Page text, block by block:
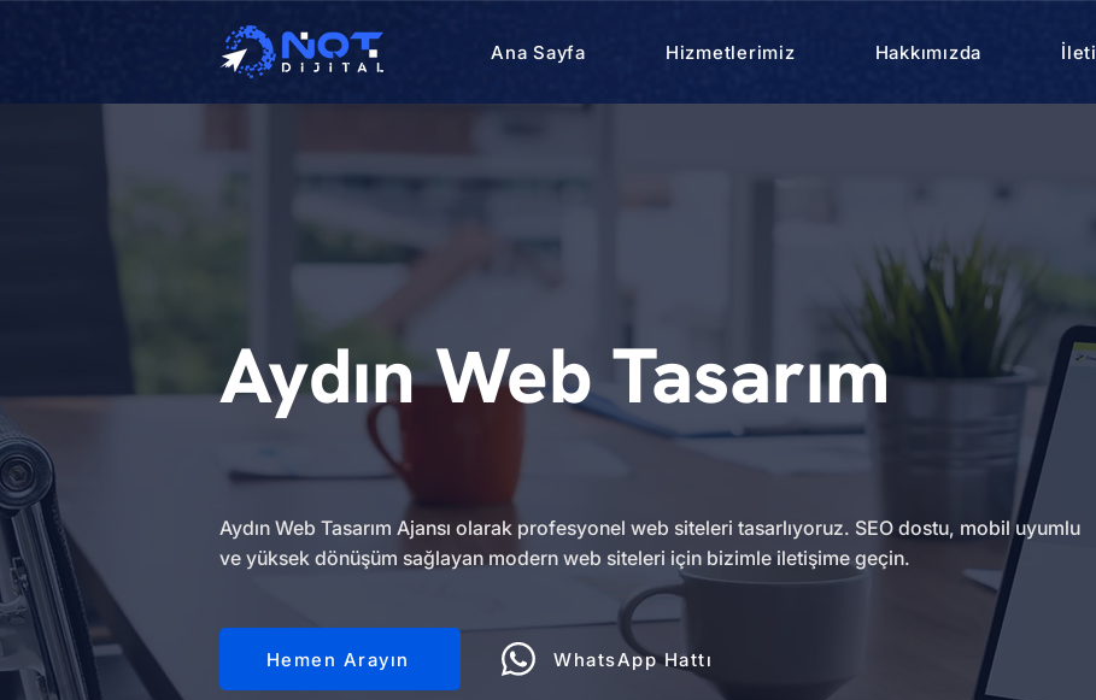
Ana Sayfa Hizmetlerimiz Hakkımızda
Aydın Web Tasarım
Aydın Web Tasarım Ajansı olarak profesyonel web siteleri tasarlıyoruz. SEO dostu, mobil uyumlu
ve yüksek dönüşüm sağlayan modern web siteleri için bizimle iletişime geçin.
Hemen Arayın WhatsApp Hattı